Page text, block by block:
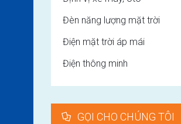
Đèn năng lượng mặt trời
Điện mặt trời áp mái
Điện thông minh
GỌI CHO CHÚNG TÔI